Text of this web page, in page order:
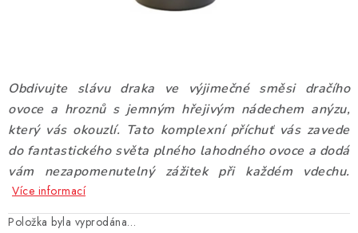
JEDNORÁZOVÉ A DOBÍJECÍ E-CIGARETY
PŘÍSLUŠENSTVÍ
ZNAČKY
Vše o nákupu
Obdivujte slávu draka ve výjimečné směsi dračího
ovoce a hroznů s jemným hřejivým nádechem anýzu,
který vás okouzlí. Tato komplexní příchuť vás zavede
do fantastického světa plného lahodného ovoce a dodá
vám nezapomenutelný zážitek při každém vdechu.
Více informací
Položka byla vyprodána…